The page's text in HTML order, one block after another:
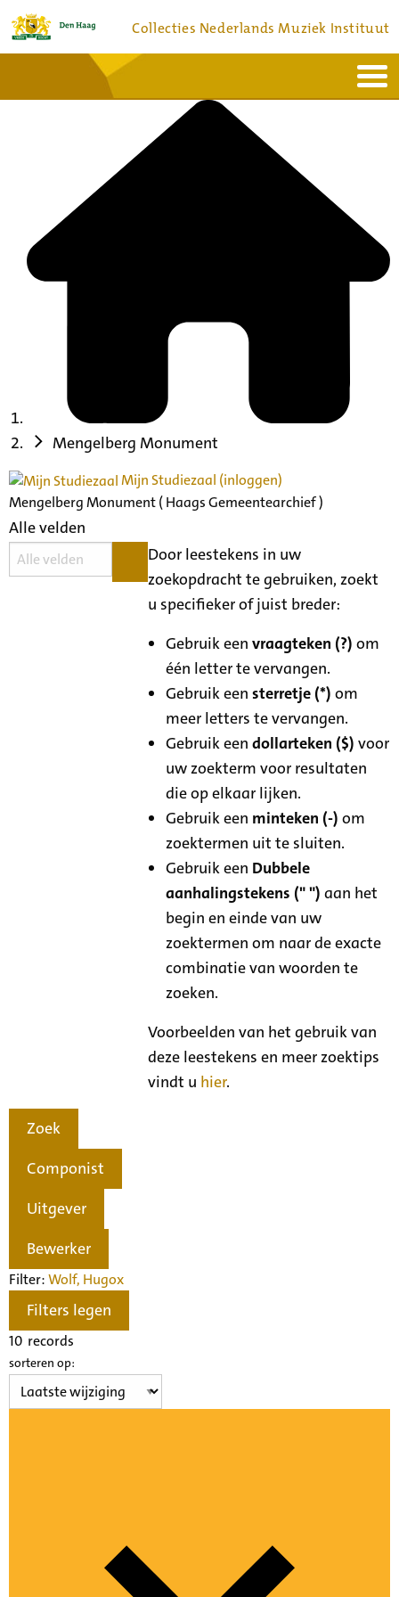
Collecties Nederlands Muziek Instituut
Bronnen en collecties
Mengelberg Monument
Mijn Studiezaal (inloggen)
Mengelberg Monument ( Haags Gemeentearchief )
Alle velden
Door leestekens in uw
zoekopdracht te gebruiken, zoekt
u specifieker of juist breder:
Gebruik eenvraagteken (?) om
één letter te vervangen.
Gebruik eensterretje (*) om
meer letters te vervangen.
Gebruik eendollarteken ($) voor
uw zoekterm voor resultaten
die op elkaar lijken.
Gebruik een minteken (-) om
zoektermen uit te sluiten.
Gebruik een Dubbele
aanhalingstekens (" ") aan het
begin en einde van uw
zoektermen om naar de exacte
combinatie van woorden te
zoeken.
Voorbeelden van het gebruik van
deze leestekens en meer zoektips
vindt u hier.
Zoek
Componist
Uitgever
Bewerker
Filter:Wolf, Hugox
Filters legen
10 records
sorteren op: